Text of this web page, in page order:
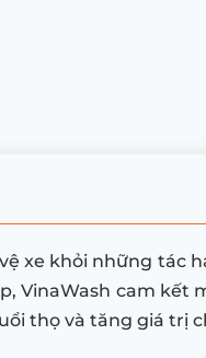
xe khỏi những tác
VinaWash cam kết
thọ và tăng giá trị